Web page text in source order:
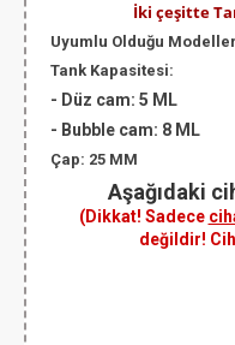
İki çeşitte
Uyumlu Olduğu
Tank Kapasitesi:
- Düz cam: 5 ML
- Bubble cam: 8 ML
Çap: 25 MM
Aşağıdaki
(Dikkat! Sadece
değildir!